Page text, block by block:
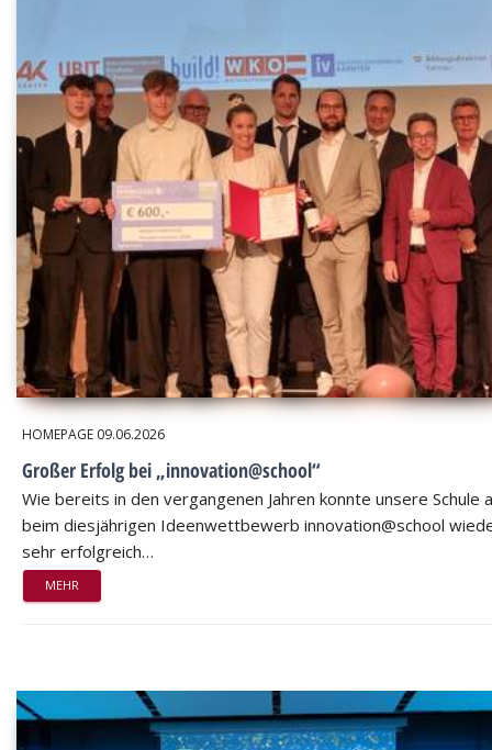
HOMEPAGE 09.06.2026
Großer Erfolg bei „innovation@school“
Wie bereits in den vergangenen Jahren konnte unsere Schule
beim diesjährigen Ideenwettbewerb innovation@school
sehr erfolgreich…
MEHR